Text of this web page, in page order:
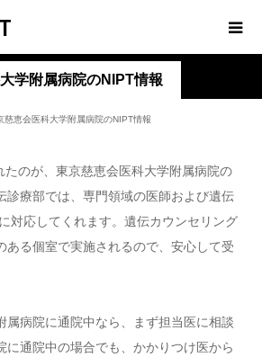
学附属病院のNIPT情報
慈恵会医科大学附属病院のNIPT情報
たのが、東京慈恵会医科大学附属病院の
診療部では、専門領域の医師および遺伝
対応してくれます。遺伝カウンセリング
ある個室で実施されるので、安心して受
属病院に通院中なら、まず担当医に相談
に通院中の場合でも、かかりつけ医から